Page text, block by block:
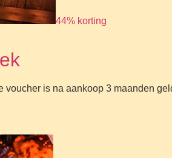
44% korting
voucher is na aankoop 3 maanden